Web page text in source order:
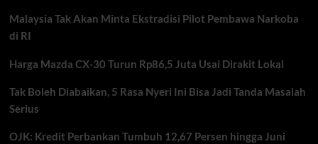
untuk
Malaysia Tak Akan Minta Ekstradisi Pilot Pembawa Narkoba
di RI
Harga Mazda CX-30 Turun Rp86,5 Juta Usai Dirakit Lokal
Tak Boleh Diabaikan, 5 Rasa Nyeri Ini Bisa Jadi Tanda Masalah
Serius
OJK: Kredit Perbankan Tumbuh 12,67 Persen hingga Juni